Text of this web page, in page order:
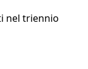
nel triennio